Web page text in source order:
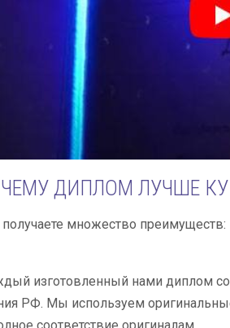
ДИПЛОМ ЛУЧШЕ
множество преимуществ:
изготовленный нами диплом
РФ. Мы используем